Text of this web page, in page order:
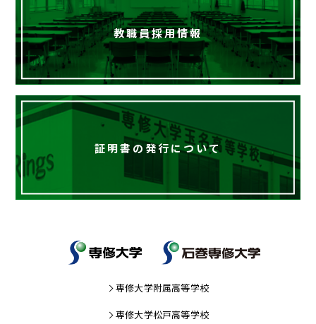
教職員採用情報
証明書の発行について
専修大学附属高等学校
専修大学松戸高等学校